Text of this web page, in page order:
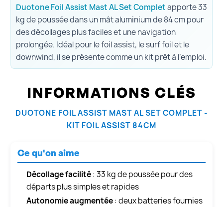
Duotone Foil Assist Mast AL Set Completapporte 33
kg de poussée dans un mât aluminium de 84 cm pour
des décollages plus faciles et une navigation
prolongée. Idéal pour le foil assist, le surf foil et le
downwind, il se présente comme un kit prêt à l’emploi.
INFORMATIONS CLÉS
DUOTONE FOIL ASSIST MAST AL SET COMPLET -
KIT FOIL ASSIST 84CM
Ce qu'on aime
Décollage facilité: 33 kg de poussée pour des
départs plus simples et rapides
Autonomie augmentée: deux batteries fournies